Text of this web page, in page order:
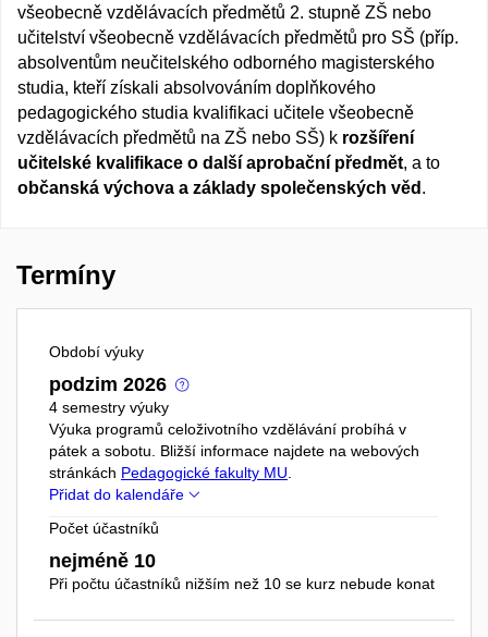
všeobecně vzdělávacích předmětů 2. stupně ZŠ nebo
učitelství všeobecně vzdělávacích předmětů pro SŠ (příp.
absolventům neučitelského odborného magisterského
studia, kteří získali absolvováním doplňkového
pedagogického studia kvalifikaci učitele všeobecně
vzdělávacích předmětů na ZŠ nebo SŠ) k rozšíření
učitelské kvalifikace o další aprobační předmět, a to
občanská výchova a základy společenských věd .
Termíny
Období výuky
podzim 2026
4 semestry výuky
Výuka programů celoživotního vzdělávání probíhá v
pátek a sobotu. Bližší informace najdete na webových
stránkách Pedagogické fakulty MU
Přidat do kalendáře
Počet účastníků
nejméně 10
Při počtu účastníků nižším než 10 se kurz nebude konat